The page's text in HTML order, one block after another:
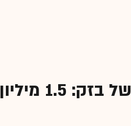
עלות ההשקעה בקמפיין המונדיאל של בזק: 1.5 מיליון